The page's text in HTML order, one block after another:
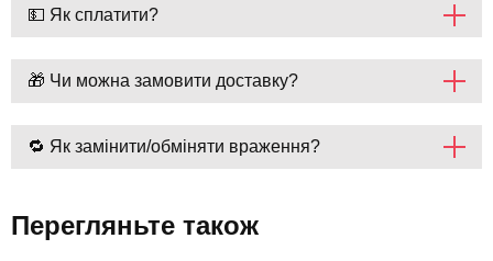
💵 Як сплатити?
🎁 Чи можна замовити доставку?
🔁 Як замінити/обміняти враження?
Перегляньте також